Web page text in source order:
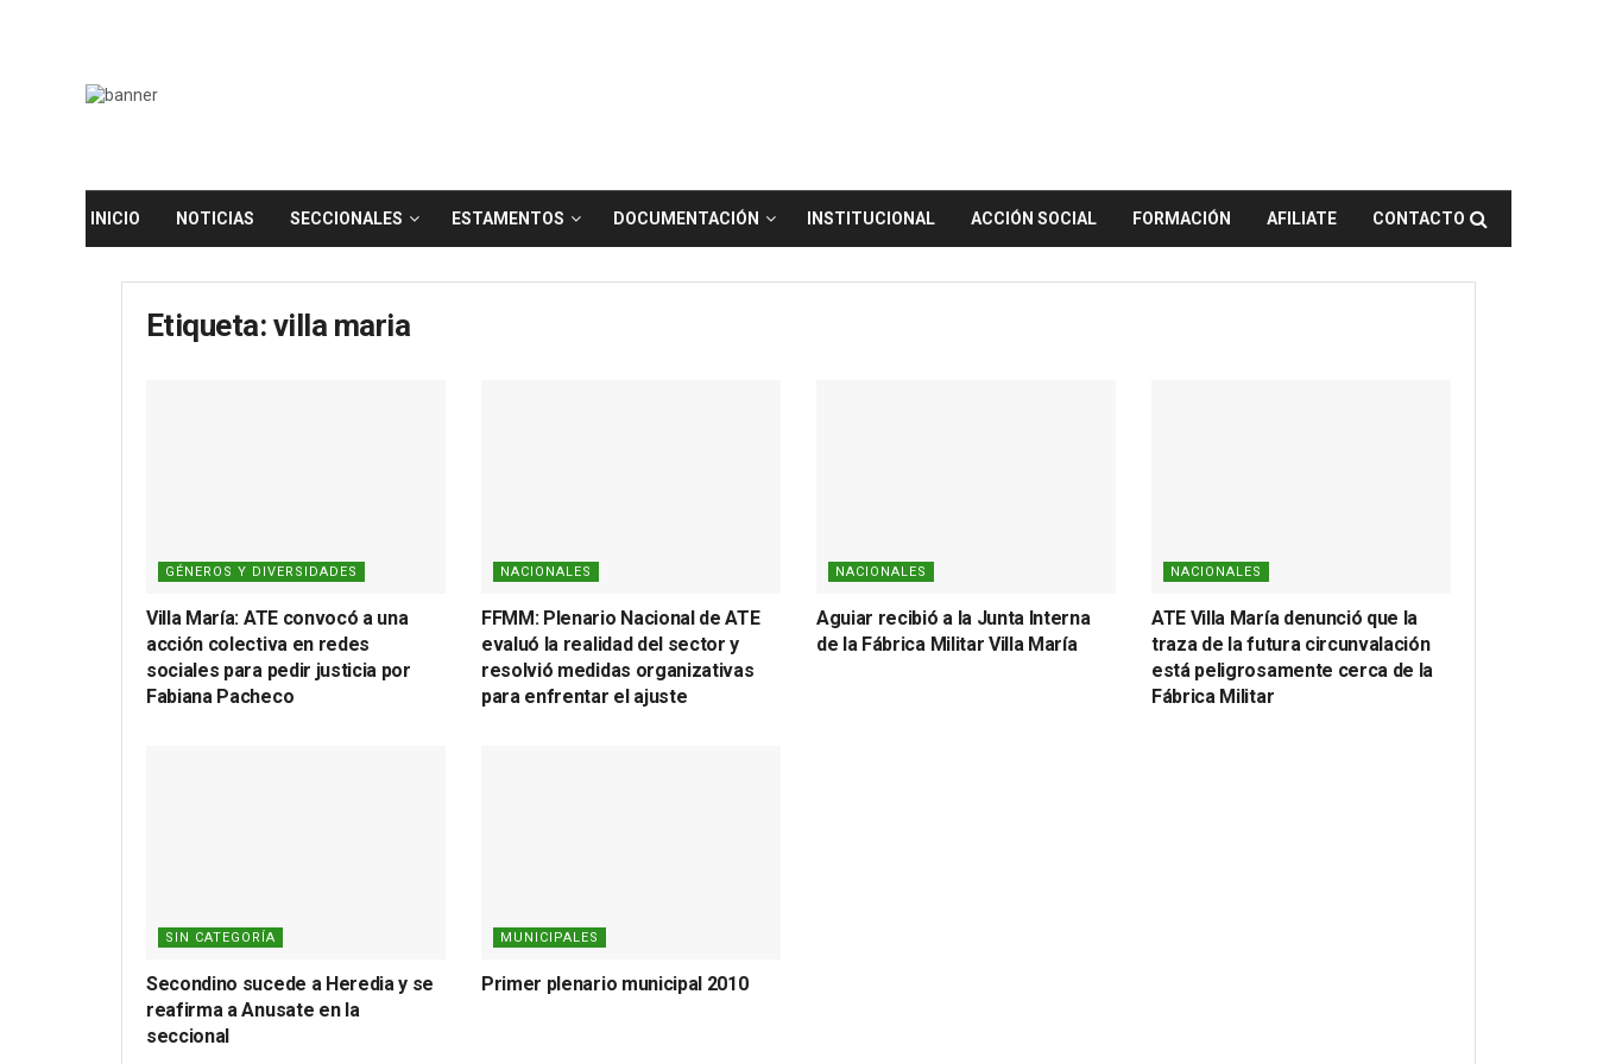
INICIO NOTICIAS SECCIONALES ESTAMENTOS DOCUMENTACIÓN INSTITUCIONAL ACCIÓN SOCIAL FORMACIÓN AFILIATE CONTACTO
Etiqueta: villa maria
GÉNEROS Y DIVERSIDADES
Villa María: ATE convocó a una
acción colectiva en redes
sociales para pedir justicia por
Fabiana Pacheco
NACIONALES
FFMM: Plenario Nacional de ATE
evaluó la realidad del sector y
resolvió medidas organizativas
para enfrentar el ajuste
NACIONALES
Aguiar recibió a la Junta Interna
de la Fábrica Militar Villa María
NACIONALES
ATE Villa María denunció que la
traza de la futura circunvalación
está peligrosamente cerca de la
Fábrica Militar
SIN CATEGORÍA
Secondino sucede a Heredia y se
reafirma a Anusate en la
seccional
MUNICIPALES
Primer plenario municipal 2010